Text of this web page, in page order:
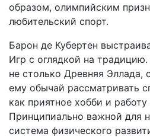
образом, олимпийским
любительский спорт.
Барон де Кубертен
Игр с оглядкой на
не столько Древняя Эллада,
ему обычай рассматривать
как приятное хобби и
Принципиально важной для
система физического